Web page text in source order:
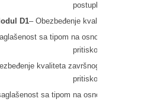
postupka
D1– Obezbeđenje kvaliteta
sa tipom na osnovu
pritiskom
kvaliteta završnog
pritiskom
sa tipom na osnovu